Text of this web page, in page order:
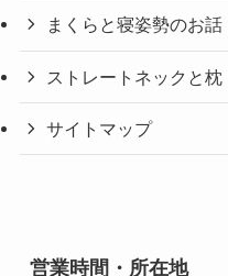
まくらと寝姿勢のお話
ストレートネックと枕
サイトマップ
営業時間・所在地